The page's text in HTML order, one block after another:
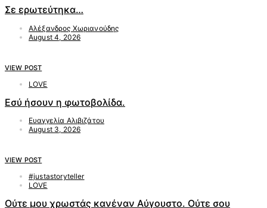
Σε ερωτεύτηκα…
Αλέξανδρος Χωριανούδης
August 4, 2026
VIEW POST
LOVE
Εσύ ήσουν η φωτοβολίδα.
Ευαγγελία Αλιβιζάτου
August 3, 2026
VIEW POST
#justastoryteller
LOVE
Ούτε μου χρωστάς κανέναν Αύγουστο. Ούτε σου